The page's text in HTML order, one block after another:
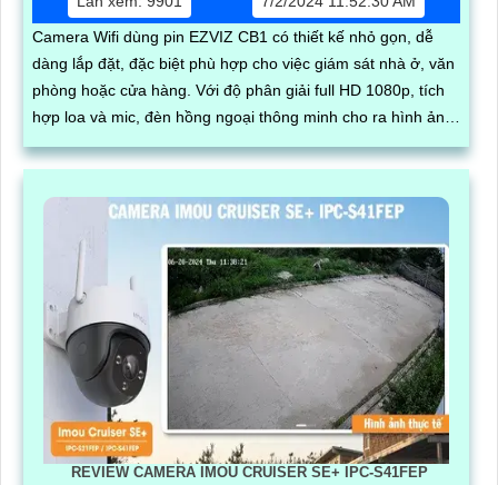
Camera Wifi dùng pin EZVIZ CB1 có thiết kế nhỏ gọn, dễ
dàng lắp đặt, đặc biệt phù hợp cho việc giám sát nhà ở, văn
phòng hoặc cửa hàng. Với độ phân giải full HD 1080p, tích
hợp loa và mic, đèn hồng ngoại thông minh cho ra hình ảnh
chất lượng ban đêm
REVIEW CAMERA IMOU CRUISER SE+ IPC-S41FEP